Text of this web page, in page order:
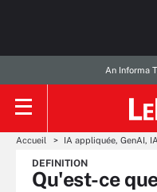
An Informa
Accueil IA appliquée, GenAI,
DEFINITION
Qu'est-ce